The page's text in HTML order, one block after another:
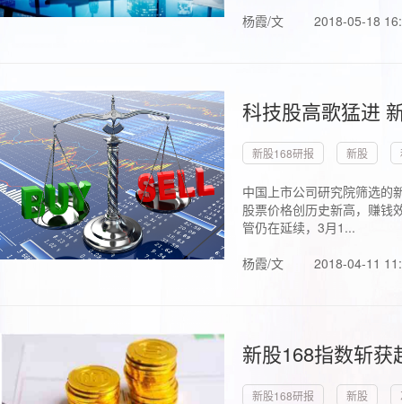
杨霞/文 2018-05-18
科技股高歌猛进
新股168研报 新股
中国上市公司研究院筛选的
股票价格创历史新高，赚钱
管仍在延续，3月1...
杨霞/文
2018-04-11
新股168指数斩
新股168研报 新股